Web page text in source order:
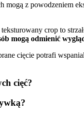
mogą z powodzeniem
crop to
mogą odmienić
cięcie potrafi
cięć?